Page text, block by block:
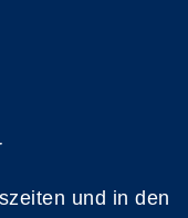
und in den